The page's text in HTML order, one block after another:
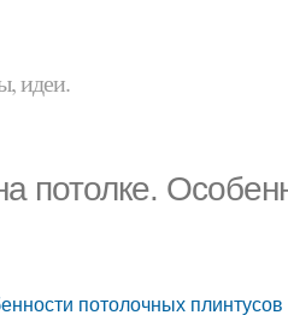
идеи.
потолке.
потолочных плинтусов